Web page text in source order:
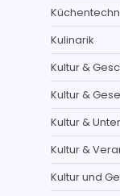
Kulinarik
Kultur &
Kultur &
Kultur &
Kultur &
Kultur und